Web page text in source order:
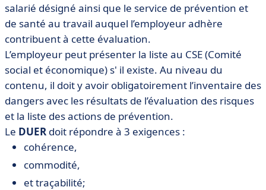
salarié désigné ainsi que le service de prévention et
de santé au travail auquel l’employeur adhère
contribuent à cette évaluation.
L’employeur peut présenter la liste au CSE (Comité
social et économique) s' il existe. Au niveau du
contenu, il doit y avoir obligatoirement l’inventaire des
dangers avec les résultats de l’évaluation des risques
et la liste des actions de prévention.
Le DUER doit répondre à 3 exigences :
cohérence,
commodité,
et traçabilité;